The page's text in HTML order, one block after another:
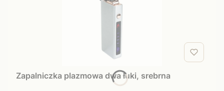
Zapalniczka plazmowa dwa łuki, srebrna